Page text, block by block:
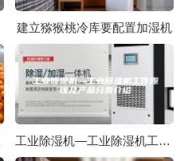
建立猕猴桃冷库要配置加湿机
工业除湿机—工业除湿机工作原理及产品分类介绍